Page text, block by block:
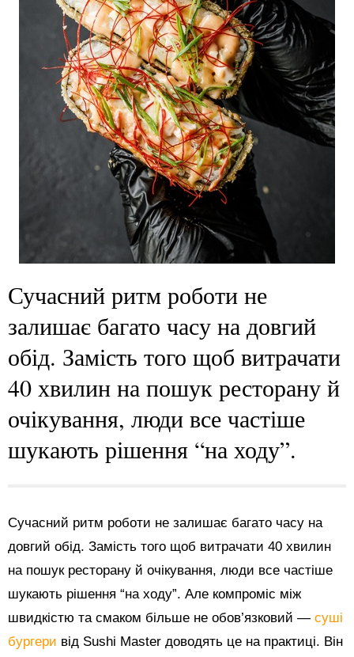
Сучасний ритм роботи не
залишає багато часу на довгий
обід. Замість того щоб витрачати
40 хвилин на пошук ресторану й
очікування, люди все частіше
шукають рішення “на ходу”.
Сучасний ритм роботи не залишає багато часу на
довгий обід. Замість того щоб витрачати 40 хвилин
на пошук ресторану й очікування, люди все частіше
шукають рішення “на ходу”. Але компроміс між
швидкістю та смаком більше не обов’язковий — суші
бургери від Sushi Master доводять це на практиці. Він